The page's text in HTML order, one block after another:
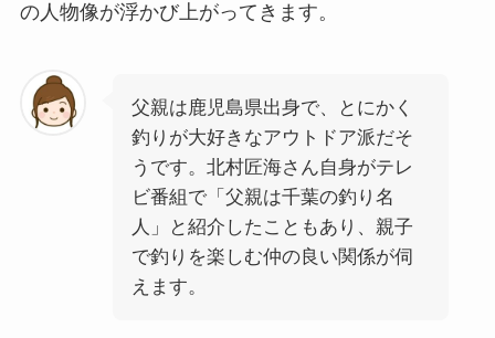
の人物像が浮かび上がってきます。
父親は鹿児島県出身で、とにかく
釣りが大好きなアウトドア派だそ
うです。北村匠海さん自身がテレ
ビ番組で「父親は千葉の釣り名
人」と紹介したこともあり、親子
で釣りを楽しむ仲の良い関係が伺
えます。